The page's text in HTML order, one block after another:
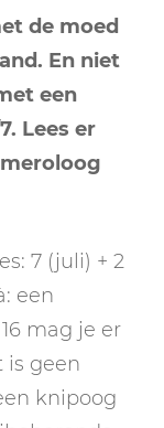
de moed
En niet
een
Lees er
7 (juli) + 2
een
mag je er
is geen
knipoog